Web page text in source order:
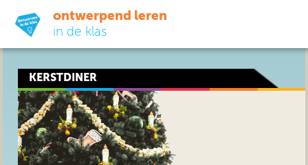
ontwerpend leren
in de klas
ready-to-go
do-it-yourself
didactiek
KERSTDINER